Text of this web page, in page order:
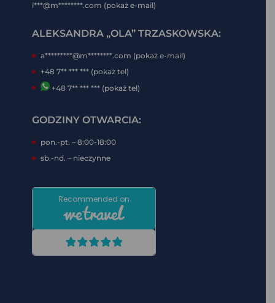
i***@m********.com (pokaż e-mail)
ALEKSANDRA „OLA” TRZASKOWSKA:
a*********@m********.com (pokaż e-mail)
+48 7** *** *** (pokaż tel)
+48 7** *** *** (pokaż tel)
GODZINY OTWARCIA:
pon.-pt. – 8:00-18:00
sb.-nd. – nieczynne